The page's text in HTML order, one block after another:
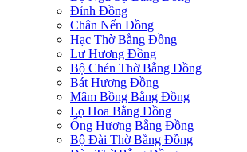
Đỉnh Đồng
Chân Nến Đồng
Hạc Thờ Bằng Đồng
Lư Hương Đồng
Bộ Chén Thờ Bằng Đồng
Bát Hương Đồng
Mâm Bồng Bằng Đồng
Lọ Hoa Bằng Đồng
Ống Hương Bằng Đồng
Bộ Đài Thờ Bằng Đồng